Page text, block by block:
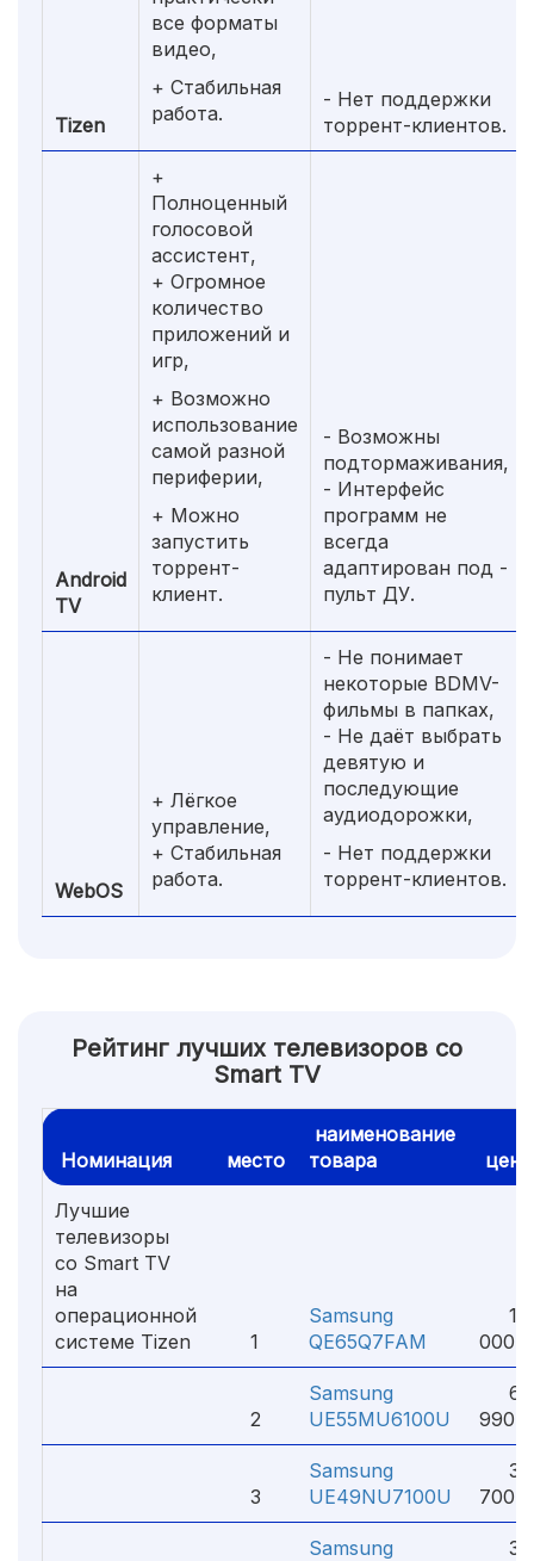
Tizen
все форматы
видео,
+ Стабильная
работа.
- Нет поддержки
торрент-клиентов.
Android
TV
+
Полноценный
голосовой
ассистент,
+ Огромное
количество
приложений и
игр,
+ Возможно
использование
самой разной
периферии,
+ Можно
запустить
торрент-
клиент.
- Возможны
подтормаживания,
- Интерфейс
программ не
всегда
адаптирован под -
пульт ДУ.
WebOS
+ Лёгкое
управление,
+ Стабильная
работа.
- Не понимает
некоторые BDMV-
фильмы в папках,
- Не даёт выбрать
девятую и
последующие
аудиодорожки,
- Нет поддержки
торрент-клиентов.
Рейтинг лучших телевизоров со
Smart TV
Номинация место
наименование
товара
цена
Лучшие
телевизоры
со Smart TV
на
операционной
системе Tizen
1
Samsung
QE65Q7FAM
000 ₽
2
Samsung
UE55MU6100U
61
990 ₽
3
Samsung
UE49NU7100U
34
700 ₽
Samsung
35